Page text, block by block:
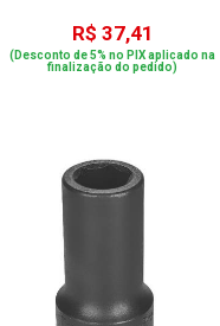
R$ 37,41
(Desconto de 5% no PIX aplicado na
finalização do pedido)